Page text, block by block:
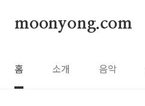
moonyong.com
홈 소개 음악